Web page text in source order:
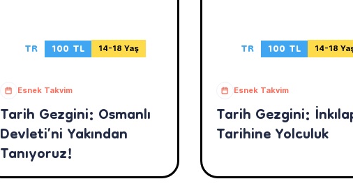
TR 100 TL 14-18 Yaş
Esnek Takvim
Tarih Gezgini: Osmanlı
Devleti’ni Yakından
Tanıyoruz!
TR 100 TL 14-18
Esnek Takvim
Tarih Gezgini:
Tarihine Yolculuk